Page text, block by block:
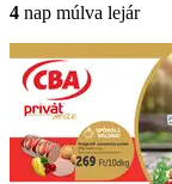
4 nap múlva lejár